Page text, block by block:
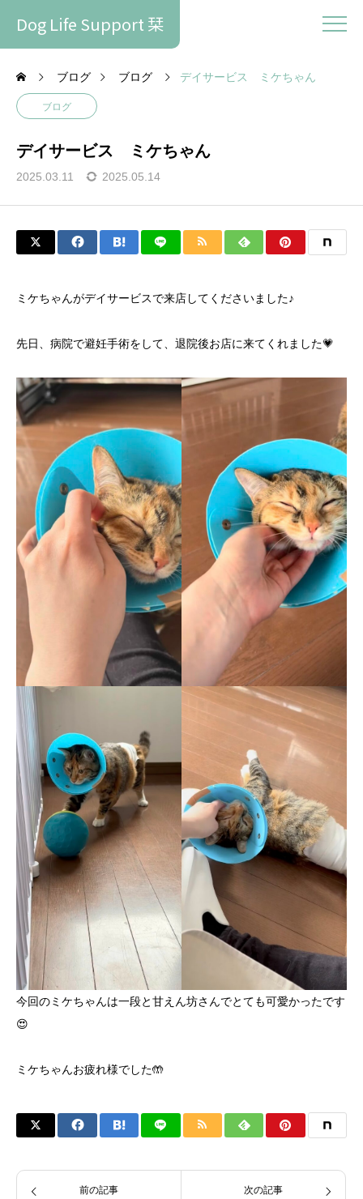
Dog Life Support 栞
ブログ ブログ デイサービス ミケちゃん
ブログ
デイサービス ミケちゃん
2025.03.11 2025.05.14
ミケちゃんがデイサービスで来店してくださいました♪
先日、病院で避妊手術をして、退院後お店に来てくれました💗
今回のミケちゃんは一段と甘えん坊さんでとても可愛かったです
😍
ミケちゃんお疲れ様でした🤲
前の記事 次の記事